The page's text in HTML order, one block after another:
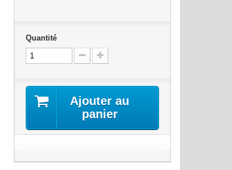
Quantité
Ajouter au
panier